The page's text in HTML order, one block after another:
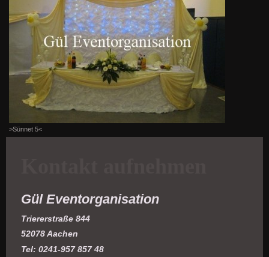
>Sünnet 5<
Gül Eventorganisation
Triererstraße 844
52078 Aachen
Tel: 0241-957 857 48